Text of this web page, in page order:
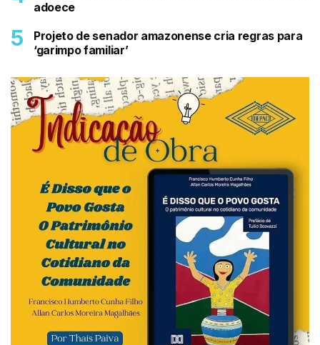
adoece
Projeto de senador amazonense cria regras para
‘garimpo familiar’